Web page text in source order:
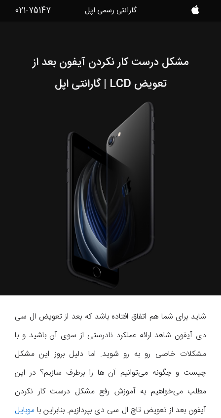
موبایل
گارانتی رسمی اپل 021-75147
مشکل درست کار نکردن آیفون بعد از
تعویض LCD | گارانتی اپل
شاید برای شما هم اتفاق افتاده باشد که بعد از تعویض ال سی
دی آیفون شاهد ارائه عملکرد نادرستی از سوی آن باشید و با
مشکلات خاصی رو به رو شوید. اما دلیل بروز این مشکل
چیست و چگونه می‌توانیم آن ها را برطرف سازیم؟ در این
مطلب می‌خواهیم به آموزش رفع مشکل درست کار نکردن
آیفون بعد از تعویض تاچ ال سی دی بپردازیم. بنابراین باموبایل